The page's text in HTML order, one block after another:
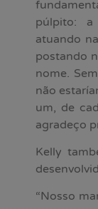
púlpito: a
atuando
postando
nome.
não
um, de
agradeço
Kelly
“Nosso